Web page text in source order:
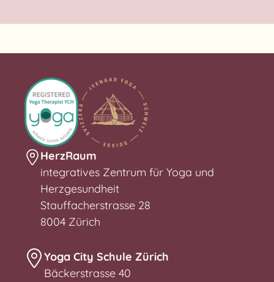
HerzRaum
integratives Zentrum für Yoga und
Herzgesundheit
Stauffacherstrasse 28
8004 Zürich
Yoga City Schule Zürich
Bäckerstrasse 40